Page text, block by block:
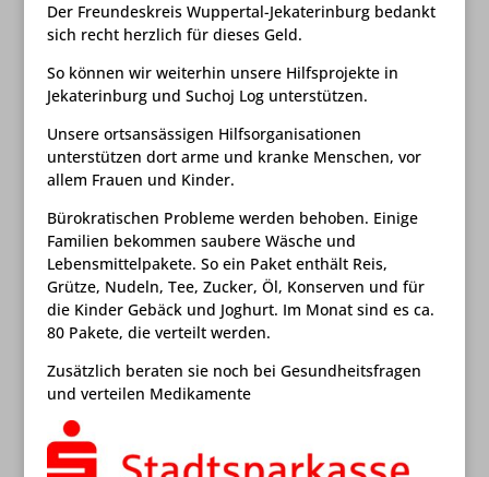
Der Freundeskreis Wuppertal-Jekaterinburg bedankt
sich recht herzlich für dieses Geld.
So können wir weiterhin unsere Hilfsprojekte in
Jekaterinburg und Suchoj Log unterstützen.
Unsere ortsansässigen Hilfsorganisationen
unterstützen dort arme und kranke Menschen, vor
allem Frauen und Kinder.
Bürokratischen Probleme werden behoben. Einige
Familien bekommen saubere Wäsche und
Lebensmittelpakete. So ein Paket enthält Reis,
Grütze, Nudeln, Tee, Zucker, Öl, Konserven und für
die Kinder Gebäck und Joghurt. Im Monat sind es ca.
80 Pakete, die verteilt werden.
Zusätzlich beraten sie noch bei Gesundheitsfragen
und verteilen Medikamente